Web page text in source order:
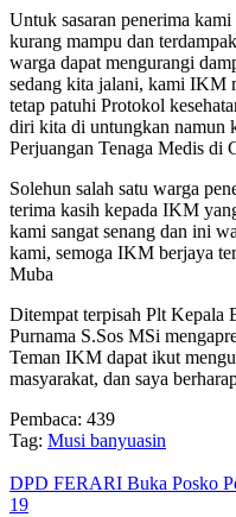
Untuk sasaran penerima
kurang mampu dan
warga dapat mengurangi
sedang kita jalani, kami IKM
tetap patuhi Protokol
diri kita di untungkan namun
Perjuangan Tenaga Medis di
Solehun salah satu warga
terima kasih kepada IKM
kami sangat senang dan ini
kami, semoga IKM berjaya
Muba
Ditempat terpisah Plt Kepala
Purnama S.Sos MSi
Teman IKM dapat ikut
masyarakat, dan saya
Pembaca: 439
Tag: Musi banyuasin
DPD FERARI Buka Posko
19